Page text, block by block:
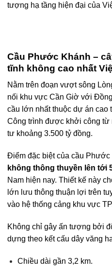
tượng hạ tầng hiện đại của
Cầu Phước Khánh –
tĩnh không cao nhất
Nằm trên đoạn vượt sông
nối khu vực Cần Giờ với
cầu lớn nhất thuộc dự án cao
Công trình được khởi công từ
tư khoảng 3.500 tỷ đồng.
Điểm đặc biệt của cầu
không thông thuyền lên tới
Nam hiện nay. Thiết kế này
lớn lưu thông thuận lợi trên
vào hệ thống cảng khu vực
Không chỉ gây ấn tượng bởi
dựng theo kết cấu dây văng
Chiều dài gần 3,2 km.